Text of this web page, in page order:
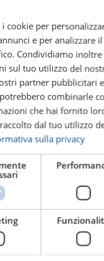
di
dei suoi cari
cookie per
e per analizzare il
Condividiamo inoltre
sul tuo utilizzo del
partner pubblicitari
combinarle
che hai fornito
dal tuo utilizzo
sulla privacy